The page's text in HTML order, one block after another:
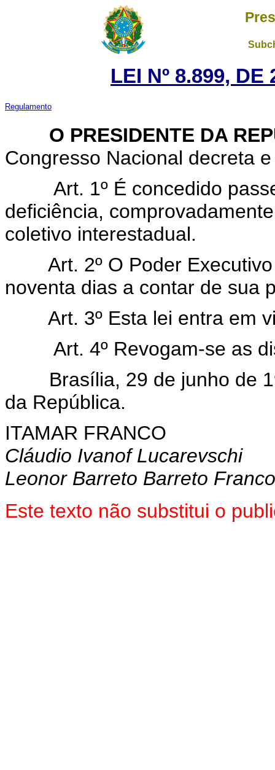
LEI Nº 8.899, DE
Regulamento
O PRESIDENTE DA
Congresso Nacional decreta
Art. 1º É concedido
deficiência,
coletivo interestadual.
Art. 2º O Poder
noventa dias a contar de sua
Art. 3º Esta lei entra em
Art. 4º Revogam-se as
Brasília, 29 de junho de
da República.
ITAMAR FRANCO
Cláudio Ivanof Lucarevschi
Leonor Barreto Barreto Franco
Este texto não substitui o